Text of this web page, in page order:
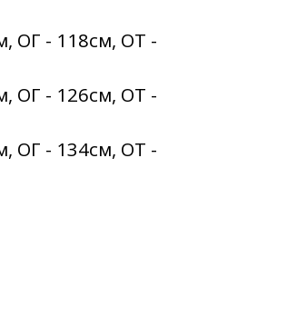
ОГ - 118см, ОТ -
ОГ - 126см, ОТ -
ОГ - 134см, ОТ -